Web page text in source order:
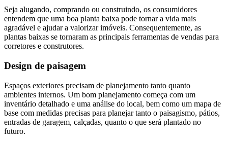
Seja alugando, comprando ou construindo, os consumidores
entendem que uma boa planta baixa pode tornar a vida mais
agradável e ajudar a valorizar imóveis. Consequentemente, as
plantas baixas se tornaram as principais ferramentas de vendas para
corretores e construtores.
Design de paisagem
Espaços exteriores precisam de planejamento tanto quanto
ambientes internos. Um bom planejamento começa com um
inventário detalhado e uma análise do local, bem como um mapa de
base com medidas precisas para planejar tanto o paisagismo, pátios,
entradas de garagem, calçadas, quanto o que será plantado no
futuro.